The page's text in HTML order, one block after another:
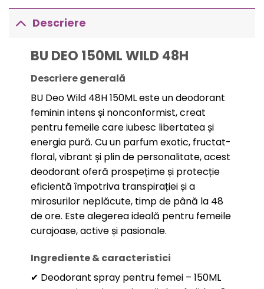
Descriere
BU DEO 150ML WILD 48H
Descriere generală
BU Deo Wild 48H 150ML este un deodorant
feminin intens și nonconformist, creat
pentru femeile care iubesc libertatea și
energia pură. Cu un parfum exotic, fructat-
floral, vibrant și plin de personalitate, acest
deodorant oferă prospețime și protecție
eficientă împotriva transpirației și a
mirosurilor neplăcute, timp de până la 48
de ore. Este alegerea ideală pentru femeile
curajoase, active și pasionale.
Ingrediente & caracteristici
✔ Deodorant spray pentru femei – 150ML